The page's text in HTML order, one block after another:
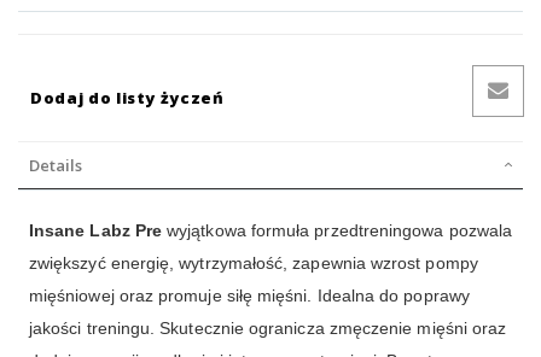
Dodaj do listy życzeń
Details
Insane Labz Prewyjątkowa formuła przedtreningowa pozwala
zwiększyć energię, wytrzymałość, zapewnia wzrost pompy
mięśniowej oraz promuje siłę mięśni. Idealna do poprawy
jakości treningu. Skutecznie ogranicza zmęczenie mięśni oraz